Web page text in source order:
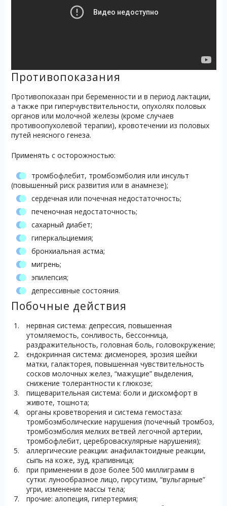
Противопоказания
Противопоказан при беременности и в период лактации,
а также при гиперчувствительности, опухолях половых
органов или молочной железы (кроме случаев
противоопухолевой терапии), кровотечении из половых
путей неясного генеза.
Применять с осторожностью:
тромбофлебит, тромбоэмболия или инсульт
(повышенный риск развития или в анамнезе);
сердечная или почечная недостаточность;
печеночная недостаточность;
сахарный диабет;
гиперкальциемия;
бронхиальная астма;
мигрень;
эпилепсия;
депрессивные состояния.
Побочные действия
нервная система: депрессия, повышенная
утомляемость, сонливость, бессонница,
раздражительность, головная боль, головокружение;
єндокринная система: дисменорея, эрозия шейки
матки, галакторея, повышенная чувствительность
сосков молочных желез, “мажущие” выделения,
снижение толерантности к глюкозе;
пищеварительная система: боли и дискомфорт в
животе, тошнота;
органы кроветворения и система гемостаза:
тромбоэмболические нарушения (почечный тромбоз,
тромбоэмболия мелких ветвей легочной артерии,
тромбофлебит, цереброваскулярные нарушения);
аллергические реакции: анафилактоидные реакции,
сыпь на коже, зуд, крапивница;
при применении в дозе более 500 миллиграмм в
сутки: лунообразное лицо, гирсутизм, “вульгарные”
угри, изменение массы тела;
прочие: алопеция, гипертермия;